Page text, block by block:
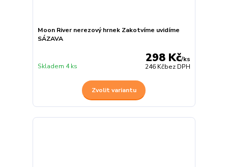
Moon River nerezový hrnek Zakotvíme uvidíme
SÁZAVA
298 Kč/ks
246 Kčbez DPH
Skladem 4 ks
Zvolit variantu